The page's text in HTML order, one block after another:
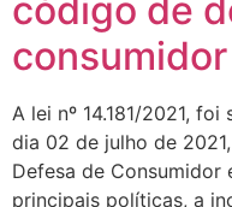
código de
consumidor
A lei nº 14.181/2021,
dia 02 de julho de
Defesa de
principais políticas, a